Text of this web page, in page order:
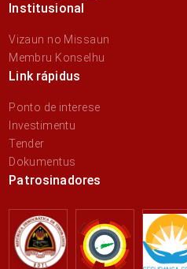
Institusional
Vizaun no Missaun
Membru Konselhu
Link rápidus
Ponto de interese
Investimentu
Tender
Dokumentus
Patrosinadores